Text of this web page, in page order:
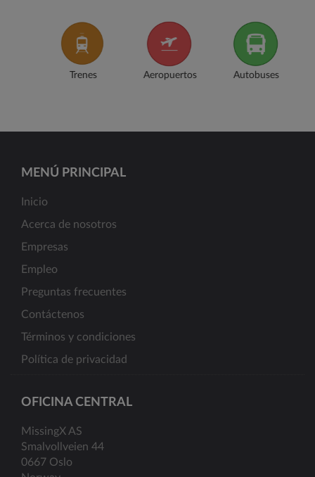
Trenes Aeropuertos Autobuses
MENÚ PRINCIPAL
Inicio
Acerca de nosotros
Empresas
Empleo
Preguntas frecuentes
Contáctenos
Términos y condiciones
Política de privacidad
OFICINA CENTRAL
MissingX AS
Smalvollveien 44
0667 Oslo